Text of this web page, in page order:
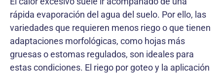
rápida evaporación del agua del suelo. Por ello, las
variedades que requieren menos riego o que tienen
adaptaciones morfológicas, como hojas más
gruesas o estomas regulados, son ideales para
estas condiciones. El riego por goteo y la aplicación